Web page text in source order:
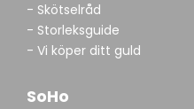
- Skötselråd
- Storleksguide
- Vi köper ditt guld
SoHo